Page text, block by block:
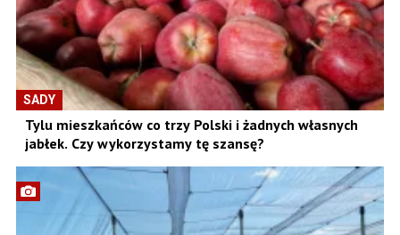
SADY
Tylu mieszkańców co trzy Polski i żadnych własnych
jabłek. Czy wykorzystamy tę szansę?